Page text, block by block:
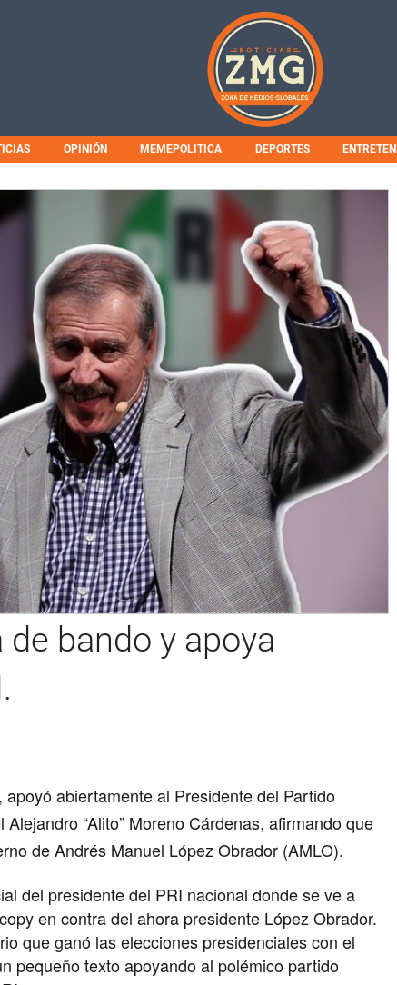
OPINIÓN MEMEPOLITICA DEPORTES
bando y apoya
abiertamente al Presidente del Partido
“Alito” Moreno Cárdenas, afirmando que
de Andrés Manuel López Obrador (AMLO).
del presidente del PRI nacional donde se ve a
en contra del ahora presidente López Obrador.
que ganó las elecciones presidenciales con el
pequeño texto apoyando al polémico partido